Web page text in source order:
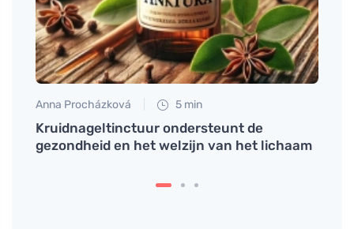
Anna Procházková 5 min
Kruidnageltinctuur ondersteunt de
gezondheid en het welzijn van het lichaam